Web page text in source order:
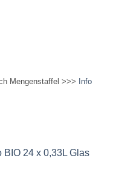
Mengenstaffel >>>
Info
BIO 24 x 0,33L Glas